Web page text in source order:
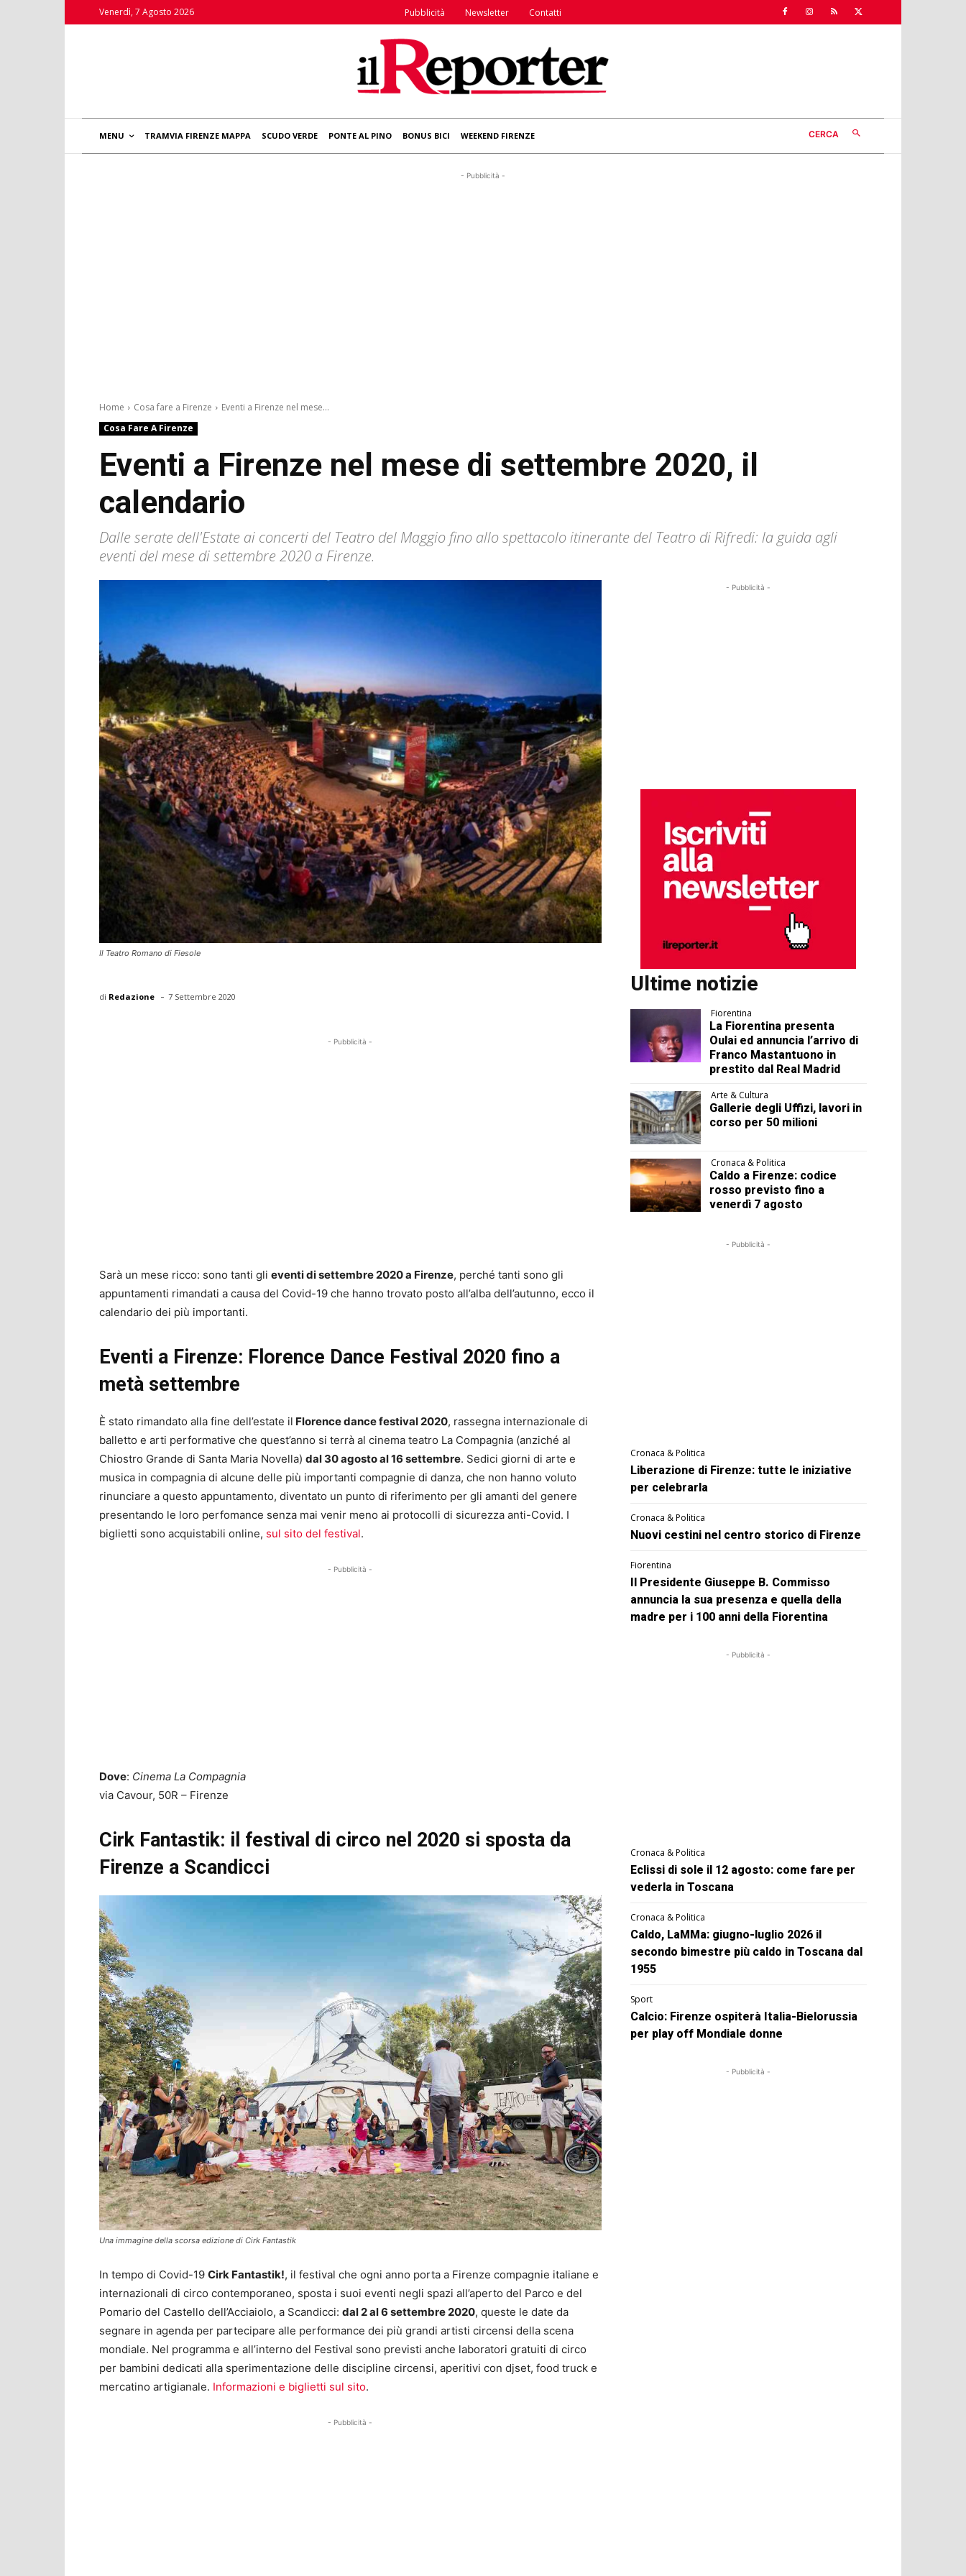
Venerdì, 7 Agosto 2026 Pubblicità Newsletter Contatti
MENU TRAMVIA FIRENZE MAPPA SCUDO VERDE PONTE AL PINO BONUS BICI WEEKEND FIRENZE CERCA
- Pubblicità -
Home Cosa fare a Firenze
Eventi a Firenze nel mese...
Cosa Fare A Firenze
Eventi a Firenze nel mese di settembre 2020, il
calendario
Dalle serate dell'Estate ai concerti del Teatro del Maggio fino allo spettacolo itinerante del Teatro di Rifredi: la guida agli
eventi del mese di settembre 2020 a Firenze.
Il Teatro Romano di Fiesole
di Redazione - 7 Settembre 2020
- Pubblicità -
Sarà un mese ricco: sono tanti gli eventi di settembre 2020 a Firenze, perché tanti sono gli
appuntamenti rimandati a causa del Covid-19 che hanno trovato posto all’alba dell’autunno, ecco il
calendario dei più importanti.
Eventi a Firenze: Florence Dance Festival 2020 fino a
metà settembre
È stato rimandato alla fine dell’estate il Florence dance festival 2020, rassegna internazionale di
balletto e arti performative che quest’anno si terrà al cinema teatro La Compagnia (anziché al
Chiostro Grande di Santa Maria Novella) dal 30 agosto al 16 settembre. Sedici giorni di arte e
musica in compagnia di alcune delle più importanti compagnie di danza, che non hanno voluto
rinunciare a questo appuntamento, diventato un punto di riferimento per gli amanti del genere
presentando le loro perfomance senza mai venir meno ai protocolli di sicurezza anti-Covid. I
biglietti sono acquistabili online, sul sito del festival.
- Pubblicità -
Dove: Cinema La Compagnia
via Cavour, 50R – Firenze
Cirk Fantastik: il festival di circo nel 2020 si sposta da
Firenze a Scandicci
Una immagine della scorsa edizione di Cirk Fantastik
In tempo di Covid-19 Cirk Fantastik!, il festival che ogni anno porta a Firenze compagnie italiane e
internazionali di circo contemporaneo, sposta i suoi eventi negli spazi all’aperto del Parco e del
Pomario del Castello dell’Acciaiolo, a Scandicci: dal 2 al 6 settembre 2020, queste le date da
segnare in agenda per partecipare alle performance dei più grandi artisti circensi della scena
mondiale. Nel programma e all’interno del Festival sono previsti anche laboratori gratuiti di circo
per bambini dedicati alla sperimentazione delle discipline circensi, aperitivi con djset, food truck e
mercatino artigianale. Informazioni e biglietti sul sito.
- Pubblicità -
- Pubblicità -
Ultime notizie
Fiorentina
La Fiorentina presenta
Oulai ed annuncia l’arrivo di
Franco Mastantuono in
prestito dal Real Madrid
Arte & Cultura
Gallerie degli Uffizi, lavori in
corso per 50 milioni
Cronaca & Politica
Caldo a Firenze: codice
rosso previsto fino a
venerdì 7 agosto
- Pubblicità -
Cronaca & Politica
Liberazione di Firenze: tutte le iniziative
per celebrarla
Cronaca & Politica
Nuovi cestini nel centro storico di Firenze
Fiorentina
Il Presidente Giuseppe B. Commisso
annuncia la sua presenza e quella della
madre per i 100 anni della Fiorentina
- Pubblicità -
Cronaca & Politica
Eclissi di sole il 12 agosto: come fare per
vederla in Toscana
Cronaca & Politica
Caldo, LaMMa: giugno-luglio 2026 il
secondo bimestre più caldo in Toscana dal
1955
Sport
Calcio: Firenze ospiterà Italia-Bielorussia
per play off Mondiale donne
- Pubblicità -